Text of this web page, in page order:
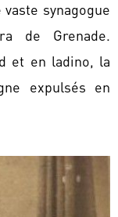
synagogue
de Grenade.
et en ladino, la
expulsés en